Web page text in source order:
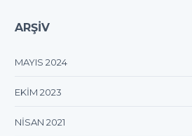
ARŞIV
MAYIS 2024
EKIM 2023
NISAN 2021